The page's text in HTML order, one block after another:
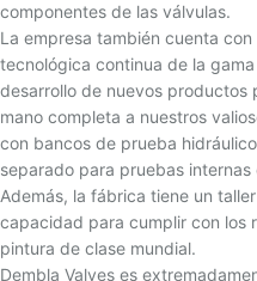
componentes de las válvulas.
La empresa también cuenta
tecnológica continua de la
desarrollo de nuevos productos
mano completa a nuestros
con bancos de prueba
separado para pruebas
Además, la fábrica tiene un
capacidad para cumplir con los
pintura de clase mundial.
Dembla Valves es